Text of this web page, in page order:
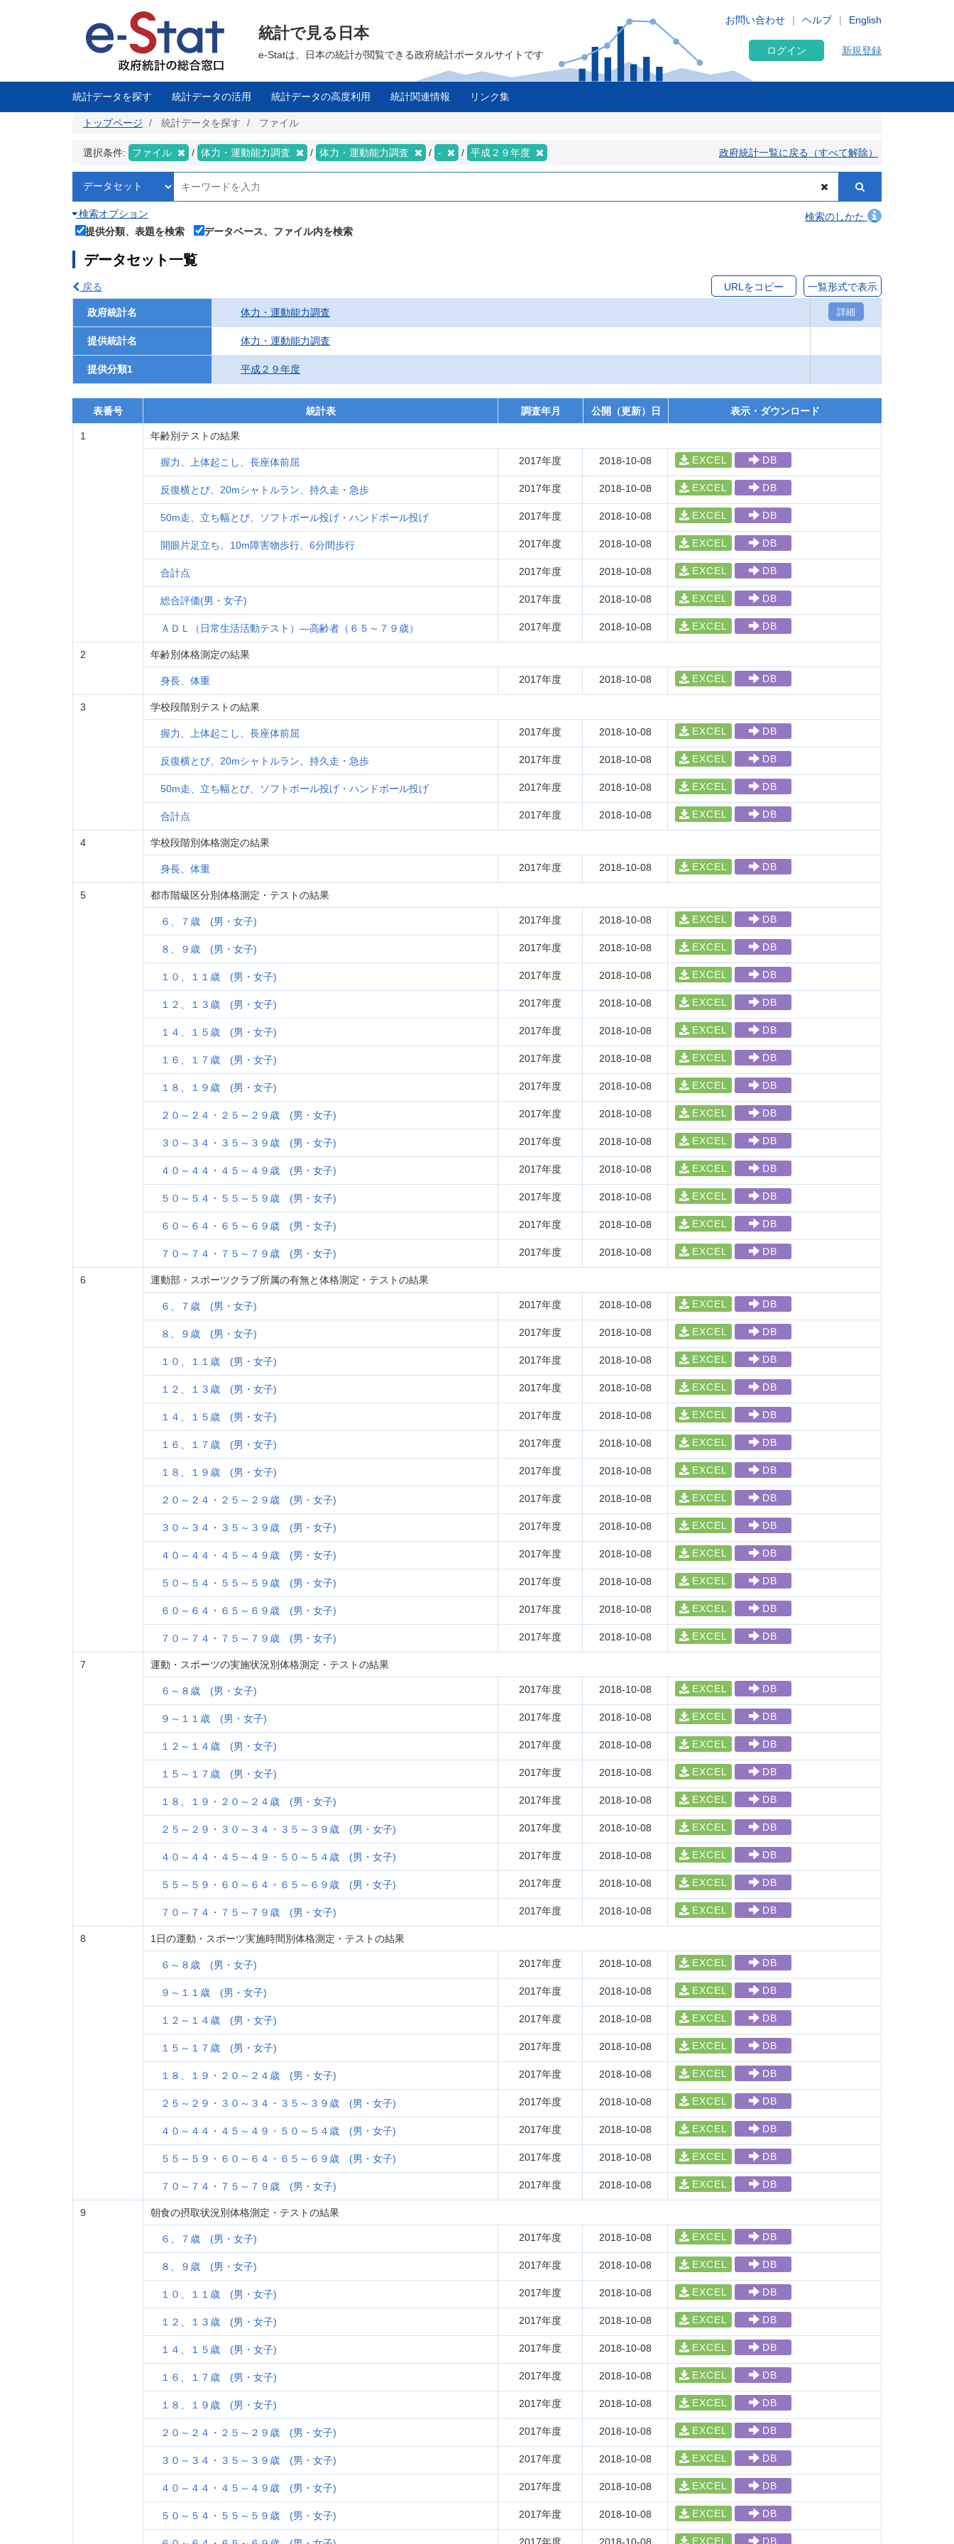
に
English
お問い合わせ ヘルプ
統計で見る日本
e-Statは、日本の統計が閲覧できる政府統計ポータルサイトです ログイン 新規登録
統計データを探す 統計データの活用 統計データの高度利用 統計関連情報 リンク集
トップページ 統計データを探す ファイル
選択条件: ファイル 体力・運動能力調査 体力・運動能力調査 - 平成２９年度 政府統計一覧に戻る（すべて解除）
検索オプション
検索のしかた
提供分類、表題を検索
データベース、ファイル内を検索
データセット一覧
戻る URLをコピー 一覧形式で表示
政府統計名 体力・運動能力調査 詳細
提供統計名 体力・運動能力調査
提供分類1 平成２９年度
表番号 統計表 調査年月 公開（更新）日 表示・ダウンロード
1 年齢別テストの結果
握力、上体起こし、長座体前屈 2017年度 2018-10-08 EXCEL DB
反復横とび、20mシャトルラン、持久走・急歩 2017年度 2018-10-08 EXCEL DB
50m走、立ち幅とび、ソフトボール投げ・ハンドボール投げ 2017年度 2018-10-08 EXCEL DB
開眼片足立ち、10m障害物歩行、6分間歩行 2017年度 2018-10-08 EXCEL DB
合計点 2017年度 2018-10-08 EXCEL DB
総合評価(男・女子) 2017年度 2018-10-08 EXCEL DB
ＡＤＬ（日常生活活動テスト）―高齢者（６５～７９歳） 2017年度 2018-10-08 EXCEL DB
2 年齢別体格測定の結果
身長、体重 2017年度 2018-10-08 EXCEL DB
3 学校段階別テストの結果
握力、上体起こし、長座体前屈 2017年度 2018-10-08 EXCEL DB
反復横とび、20mシャトルラン、持久走・急歩 2017年度 2018-10-08 EXCEL DB
50m走、立ち幅とび、ソフトボール投げ・ハンドボール投げ 2017年度 2018-10-08 EXCEL DB
合計点 2017年度 2018-10-08 EXCEL DB
4 学校段階別体格測定の結果
身長、体重 2017年度 2018-10-08 EXCEL DB
5 都市階級区分別体格測定・テストの結果
６、７歳 (男・女子) 2017年度 2018-10-08 EXCEL DB
８、９歳 (男・女子) 2017年度 2018-10-08 EXCEL DB
１０、１１歳 (男・女子) 2017年度 2018-10-08 EXCEL DB
１２、１３歳 (男・女子) 2017年度 2018-10-08 EXCEL DB
１４、１５歳 (男・女子) 2017年度 2018-10-08 EXCEL DB
１６、１７歳 (男・女子) 2017年度 2018-10-08 EXCEL DB
１８、１９歳 (男・女子) 2017年度 2018-10-08 EXCEL DB
２０～２４・２５～２９歳 (男・女子) 2017年度 2018-10-08 EXCEL DB
３０～３４・３５～３９歳 (男・女子) 2017年度 2018-10-08 EXCEL DB
４０～４４・４５～４９歳 (男・女子) 2017年度 2018-10-08 EXCEL DB
５０～５４・５５～５９歳 (男・女子) 2017年度 2018-10-08 EXCEL DB
６０～６４・６５～６９歳 (男・女子) 2017年度 2018-10-08 EXCEL DB
７０～７４・７５～７９歳 (男・女子) 2017年度 2018-10-08 EXCEL DB
6 運動部・スポーツクラブ所属の有無と体格測定・テストの結果
６、７歳 (男・女子) 2017年度 2018-10-08 EXCEL DB
８、９歳 (男・女子) 2017年度 2018-10-08 EXCEL DB
１０、１１歳 (男・女子) 2017年度 2018-10-08 EXCEL DB
１２、１３歳 (男・女子) 2017年度 2018-10-08 EXCEL DB
１４、１５歳 (男・女子) 2017年度 2018-10-08 EXCEL DB
１６、１７歳 (男・女子) 2017年度 2018-10-08 EXCEL DB
１８、１９歳 (男・女子) 2017年度 2018-10-08 EXCEL DB
２０～２４・２５～２９歳 (男・女子) 2017年度 2018-10-08 EXCEL DB
３０～３４・３５～３９歳 (男・女子) 2017年度 2018-10-08 EXCEL DB
４０～４４・４５～４９歳 (男・女子) 2017年度 2018-10-08 EXCEL DB
５０～５４・５５～５９歳 (男・女子) 2017年度 2018-10-08 EXCEL DB
６０～６４・６５～６９歳 (男・女子) 2017年度 2018-10-08 EXCEL DB
７０～７４・７５～７９歳 (男・女子) 2017年度 2018-10-08 EXCEL DB
7 運動・スポーツの実施状況別体格測定・テストの結果
６～８歳 (男・女子) 2017年度 2018-10-08 EXCEL DB
９～１１歳 (男・女子) 2017年度 2018-10-08 EXCEL DB
１２～１４歳 (男・女子) 2017年度 2018-10-08 EXCEL DB
１５～１７歳 (男・女子) 2017年度 2018-10-08 EXCEL DB
１８、１９・２０～２４歳 (男・女子) 2017年度 2018-10-08 EXCEL DB
２５～２９・３０～３４・３５～３９歳 (男・女子) 2017年度 2018-10-08 EXCEL DB
４０～４４・４５～４９・５０～５４歳 (男・女子) 2017年度 2018-10-08 EXCEL DB
５５～５９・６０～６４・６５～６９歳 (男・女子) 2017年度 2018-10-08 EXCEL DB
７０～７４・７５～７９歳 (男・女子) 2017年度 2018-10-08 EXCEL DB
8 1日の運動・スポーツ実施時間別体格測定・テストの結果
６～８歳 (男・女子) 2017年度 2018-10-08 EXCEL DB
９～１１歳 (男・女子) 2017年度 2018-10-08 EXCEL DB
１２～１４歳 (男・女子) 2017年度 2018-10-08 EXCEL DB
１５～１７歳 (男・女子) 2017年度 2018-10-08 EXCEL DB
１８、１９・２０～２４歳 (男・女子) 2017年度 2018-10-08 EXCEL DB
２５～２９・３０～３４・３５～３９歳 (男・女子) 2017年度 2018-10-08 EXCEL DB
４０～４４・４５～４９・５０～５４歳 (男・女子) 2017年度 2018-10-08 EXCEL DB
５５～５９・６０～６４・６５～６９歳 (男・女子) 2017年度 2018-10-08 EXCEL DB
７０～７４・７５～７９歳 (男・女子) 2017年度 2018-10-08 EXCEL DB
9 朝食の摂取状況別体格測定・テストの結果
６、７歳 (男・女子) 2017年度 2018-10-08 EXCEL DB
８、９歳 (男・女子) 2017年度 2018-10-08 EXCEL DB
１０、１１歳 (男・女子) 2017年度 2018-10-08 EXCEL DB
１２、１３歳 (男・女子) 2017年度 2018-10-08 EXCEL DB
１４、１５歳 (男・女子) 2017年度 2018-10-08 EXCEL DB
１６、１７歳 (男・女子) 2017年度 2018-10-08 EXCEL DB
１８、１９歳 (男・女子) 2017年度 2018-10-08 EXCEL DB
２０～２４・２５～２９歳 (男・女子) 2017年度 2018-10-08 EXCEL DB
３０～３４・３５～３９歳 (男・女子) 2017年度 2018-10-08 EXCEL DB
４０～４４・４５～４９歳 (男・女子) 2017年度 2018-10-08 EXCEL DB
５０～５４・５５～５９歳 (男・女子) 2017年度 2018-10-08 EXCEL DB
EXCEL DB